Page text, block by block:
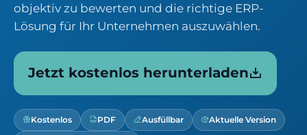
objektiv zu bewerten und die richtige ERP-
Lösung für Ihr Unternehmen auszuwählen.
Jetzt kostenlos herunterladen
Kostenlos PDF Ausfüllbar Aktuelle Version